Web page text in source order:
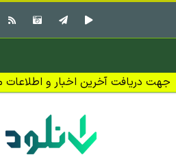
جهت دریافت آخرین اخبار و اطلاعات